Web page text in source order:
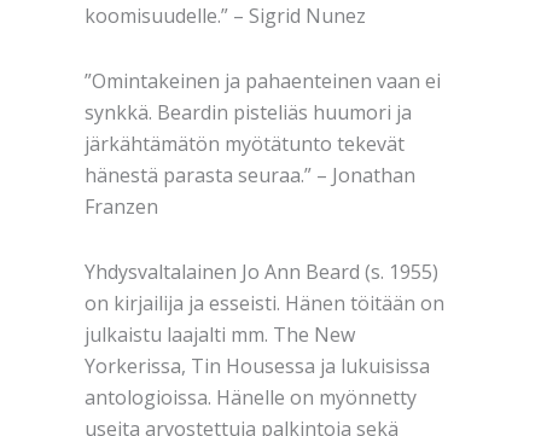
koomisuudelle.” – Sigrid Nunez
”Omintakeinen ja pahaenteinen vaan ei
synkkä. Beardin pisteliäs huumori ja
järkähtämätön myötätunto tekevät
hänestä parasta seuraa.” – Jonathan
Franzen
Yhdysvaltalainen Jo Ann Beard (s. 1955)
on kirjailija ja esseisti. Hänen töitään on
julkaistu laajalti mm. The New
Yorkerissa, Tin Housessa ja lukuisissa
antologioissa. Hänelle on myönnetty
useita arvostettuja palkintoja sekä